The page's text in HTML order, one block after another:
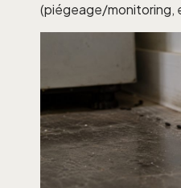
(piégeage/monitoring,